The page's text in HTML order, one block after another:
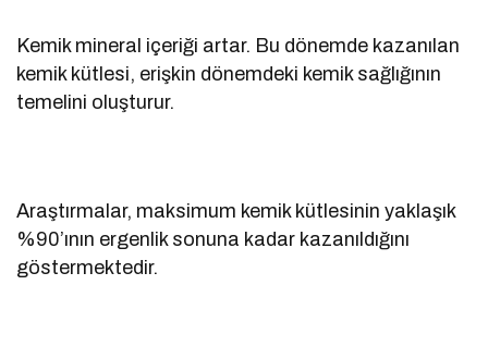
Kemik mineral içeriği artar. Bu dönemde kazanılan
kemik kütlesi, erişkin dönemdeki kemik sağlığının
temelini oluşturur.
Araştırmalar, maksimum kemik kütlesinin yaklaşık
%90’ının ergenlik sonuna kadar kazanıldığını
göstermektedir.